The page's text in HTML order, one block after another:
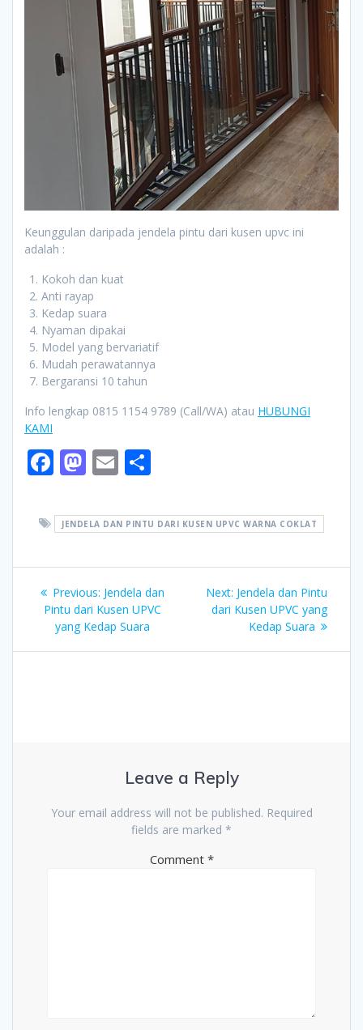
Keunggulan daripada jendela pintu dari kusen upvc ini
adalah :
Kokoh dan kuat
Anti rayap
Kedap suara
Nyaman dipakai
Model yang bervariatif
Mudah perawatannya
Bergaransi 10 tahun
Info lengkap 0815 1154 9789 (Call/WA) atau HUBUNGI
KAMI
F
e
b
o
o
k
M
to
d
o
n
E
ai
l
ar
e
JENDELA DAN PINTU DARI KUSEN UPVC WARNA COKLAT
Post
navigation
Previous: Previous
post:
Jendela dan
Pintu dari Kusen UPVC
yang Kedap Suara
Next: Next
post:
Jendela dan Pintu
dari Kusen UPVC yang
Kedap Suara
Leave a Reply
Your email address will not be published. Required
fields are marked *
Comment *